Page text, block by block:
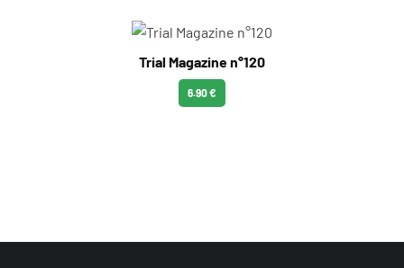
Trial Magazine n°120
6.90 €